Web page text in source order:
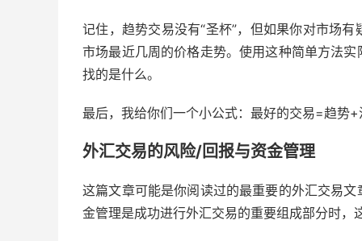
记住，趋势交易没有“圣杯”，但如果你对市场
市场最近几周的价格走势。使用这种简单方法
找的是什么。
最后，我给你们一个小公式：最好的交易=趋势
外汇交易的风险/回报与资金管理
这篇文章可能是你阅读过的最重要的外汇交易
金管理是成功进行外汇交易的重要组成部分时，